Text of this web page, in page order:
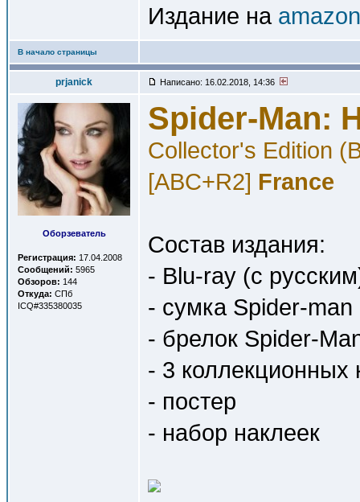
Издание на
В начало страницы
prjanick Написано: 16.02.2018, 14:36
Оборзеватель
Регистрация: 17.04.2008
Сообщений: 5965
Обзоров: 144
Откуда: СПб
ICQ#335380035
Spider-Man:
Collector's Edition
[ABC+R2] France
Состав издания:
- Blu-ray (с
- сумка Spider-man
- брелок Spider-
- 3 коллекционных
- постер
- набор наклеек